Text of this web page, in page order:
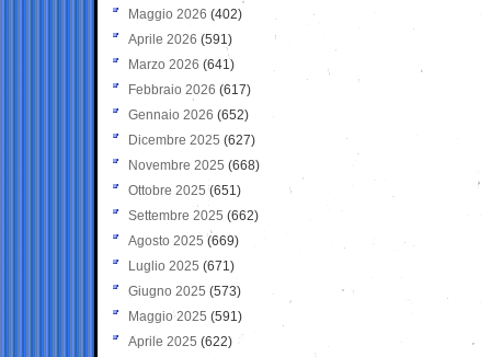
Maggio 2026 (402)
Aprile 2026 (591)
Marzo 2026 (641)
Febbraio 2026 (617)
Gennaio 2026 (652)
Dicembre 2025 (627)
Novembre 2025 (668)
Ottobre 2025 (651)
Settembre 2025 (662)
Agosto 2025 (669)
Luglio 2025 (671)
Giugno 2025 (573)
Maggio 2025 (591)
Aprile 2025 (622)